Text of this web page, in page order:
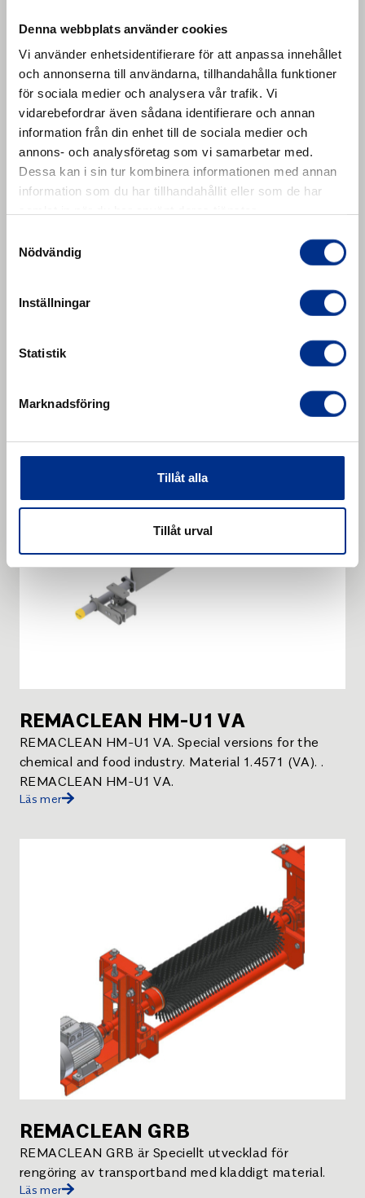
Denna webbplats använder cookies
Vi använder enhetsidentifierare för att anpassa innehållet
och annonserna till användarna, tillhandahålla funktioner
för sociala medier och analysera vår trafik. Vi
vidarebefordrar även sådana identifierare och annan
information från din enhet till de sociala medier och
annons- och analysföretag som vi samarbetar med.
Dessa kan i sin tur kombinera informationen med annan
information som du har tillhandahållit eller som de har
Nödvändig
Inställningar
Statistik
Marknadsföring
Tillåt alla
Tillåt urval
Spare and wear parts - REMACLEAN HM-F2 / HM-
REMACLEAN HM-U1 VA
REMACLEAN HM-U1 VA. Special versions for the
chemical and food industry. Material 1.4571 (VA). .
REMACLEAN HM-U1 VA.
Läs mer
REMACLEAN GRB
REMACLEAN GRB är Speciellt utvecklad för
rengöring av transportband med kladdigt material.
Läs mer